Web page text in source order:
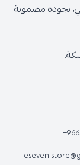
بجودة مضمونة